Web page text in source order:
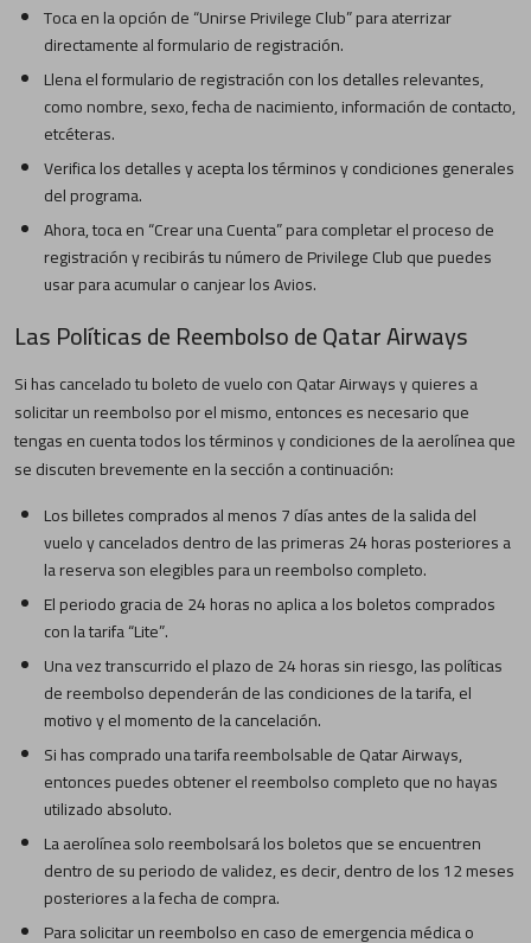
Toca en la opción de “Unirse Privilege Club” para aterrizar
directamente al formulario de registración.
Llena el formulario de registración con los detalles relevantes,
como nombre, sexo, fecha de nacimiento, información de contacto,
etcéteras.
Verifica los detalles y acepta los términos y condiciones generales
del programa.
Ahora, toca en “Crear una Cuenta” para completar el proceso de
registración y recibirás tu número de Privilege Club que puedes
usar para acumular o canjear los Avios.
Las Políticas de Reembolso de Qatar Airways
Si has cancelado tu boleto de vuelo con Qatar Airways y quieres a
solicitar un reembolso por el mismo, entonces es necesario que
tengas en cuenta todos los términos y condiciones de la aerolínea que
se discuten brevemente en la sección a continuación:
Los billetes comprados al menos 7 días antes de la salida del
vuelo y cancelados dentro de las primeras 24 horas posteriores a
la reserva son elegibles para un reembolso completo.
El periodo gracia de 24 horas no aplica a los boletos comprados
con la tarifa “Lite”.
Una vez transcurrido el plazo de 24 horas sin riesgo, las políticas
de reembolso dependerán de las condiciones de la tarifa, el
motivo y el momento de la cancelación.
Si has comprado una tarifa reembolsable de Qatar Airways,
entonces puedes obtener el reembolso completo que no hayas
utilizado absoluto.
La aerolínea solo reembolsará los boletos que se encuentren
dentro de su periodo de validez, es decir, dentro de los 12 meses
posteriores a la fecha de compra.
Para solicitar un reembolso en caso de emergencia médica o